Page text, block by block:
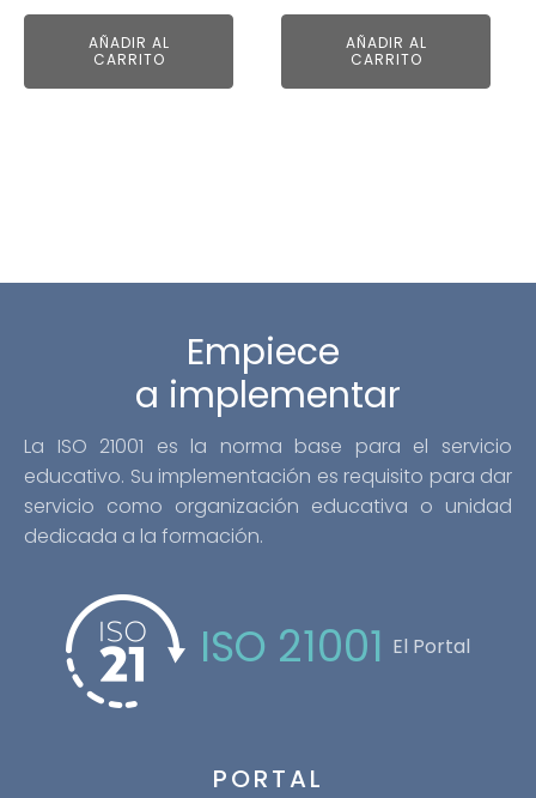
precio
original
precio
actual
AÑADIR AL
CARRITO
original
$14.00.
actual
es:
$10.00.
AÑADIR AL
CARRITO
Empiece
a implementar
La ISO 21001 es la norma base para el servicio
educativo. Su implementación es requisito para dar
servicio como organización educativa o unidad
dedicada a la formación.
ISO 21001 El Portal
PORTAL